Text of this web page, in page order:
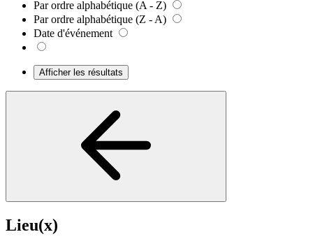
Par ordre alphabétique (A - Z)
Par ordre alphabétique (Z - A)
Date d'événement
Afficher les résultats
Lieu(x)